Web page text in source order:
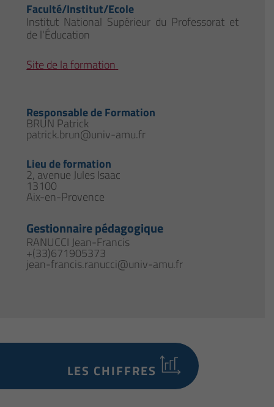
Faculté/Institut/Ecole
Institut National Supérieur du Professorat et
de l'Éducation
Site de la formation
Responsable de Formation
BRUN Patrick
patrick.brun@univ-amu.fr
Lieu de formation
2, avenue Jules Isaac
13100
Aix-en-Provence
Gestionnaire pédagogique
RANUCCI Jean-Francis
+(33)671905373
jean-francis.ranucci@univ-amu.fr
LES CHIFFRES